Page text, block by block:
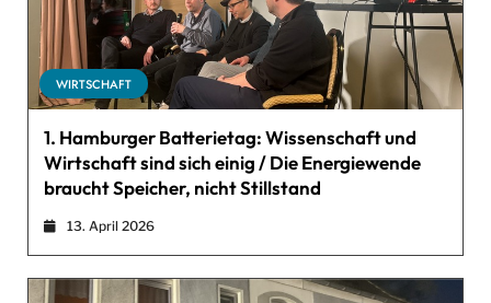
WIRTSCHAFT
1. Hamburger Batterietag: Wissenschaft und
Wirtschaft sind sich einig / Die Energiewende
braucht Speicher, nicht Stillstand
13. April 2026